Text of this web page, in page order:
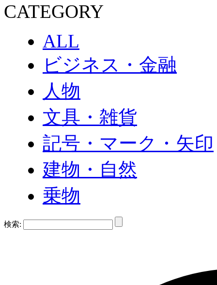
CATEGORY
ALL
ビジネス・金融
人物
文具・雑貨
記号・マーク・矢印
建物・自然
乗物
検索: